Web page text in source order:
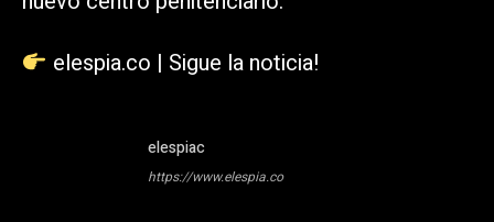
elespia.co | Sigue la noticia!
elespiac
https://www.elespia.co